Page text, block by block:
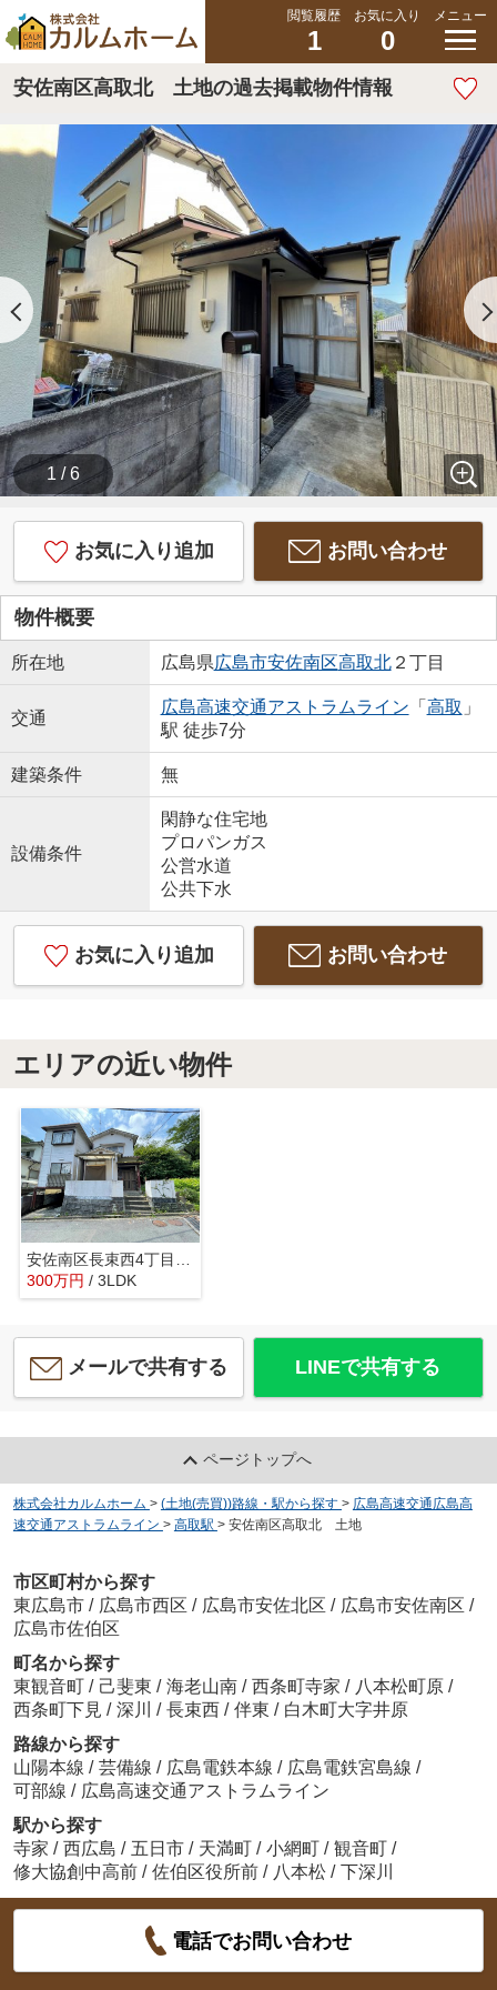
閲覧履歴
1
お気に入り
0
メニュー
安佐南区高取北 土地の過去掲載物件情報
1 / 6
お気に入り追加 お問い合わせ
物件概要
所在地 広島県広島市安佐南区高取北２丁目
交通
広島高速交通アストラムライン 「 高取 」
駅 徒歩7分
建築条件 無
設備条件
閑静な住宅地
プロパンガス
公営水道
公共下水
お気に入り追加 お問い合わせ
エリアの近い物件
300万円 / 3LDK
メールで共有する LINEで共有する
ページトップへ
株式会社カルムホーム > (土地(売買))路線・駅から探す > 広島高速交通広島高
速交通アストラムライン > 高取駅 > 安佐南区高取北 土地
市区町村から探す
東広島市 / 広島市西区 / 広島市安佐北区 / 広島市安佐南区 /
広島市佐伯区
町名から探す
東観音町 / 己斐東 / 海老山南 / 西条町寺家 / 八本松町原 /
西条町下見 / 深川 / 長束西 / 伴東 / 白木町大字井原
路線から探す
山陽本線 / 芸備線 / 広島電鉄本線 / 広島電鉄宮島線 /
可部線 / 広島高速交通アストラムライン
駅から探す
寺家 / 西広島 / 五日市 / 天満町 / 小網町 / 観音町 /
修大協創中高前 / 佐伯区役所前 / 八本松 / 下深川
電話でお問い合わせ